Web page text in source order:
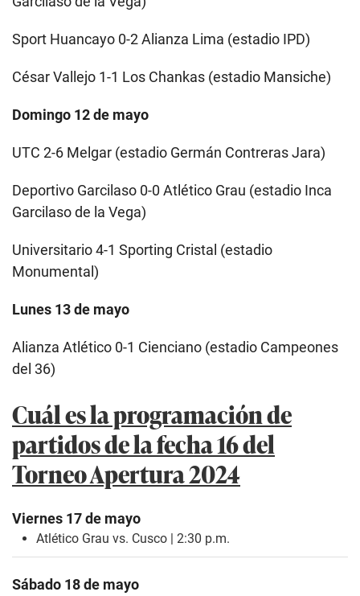
Sport Huancayo 0-2 Alianza Lima (estadio IPD)
César Vallejo 1-1 Los Chankas (estadio Mansiche)
Domingo 12 de mayo
UTC 2-6 Melgar (estadio Germán Contreras Jara)
Deportivo Garcilaso 0-0 Atlético Grau (estadio Inca
Garcilaso de la Vega)
Universitario 4-1 Sporting Cristal (estadio
Monumental)
Lunes 13 de mayo
Alianza Atlético 0-1 Cienciano (estadio Campeones
del 36)
Cuál es la programación de
partidos de la fecha 16 del
Torneo Apertura 2024
Viernes 17 de mayo
Atlético Grau vs. Cusco | 2:30 p.m.
Sábado 18 de mayo